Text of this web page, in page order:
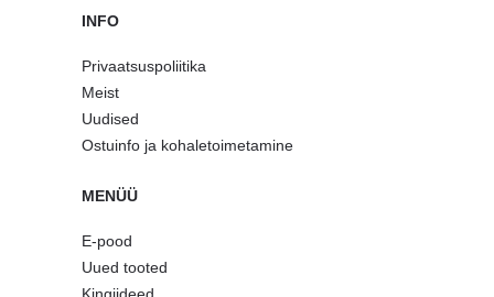
INFO
Privaatsuspoliitika
Meist
Uudised
Ostuinfo ja kohaletoimetamine
MENÜÜ
E-pood
Uued tooted